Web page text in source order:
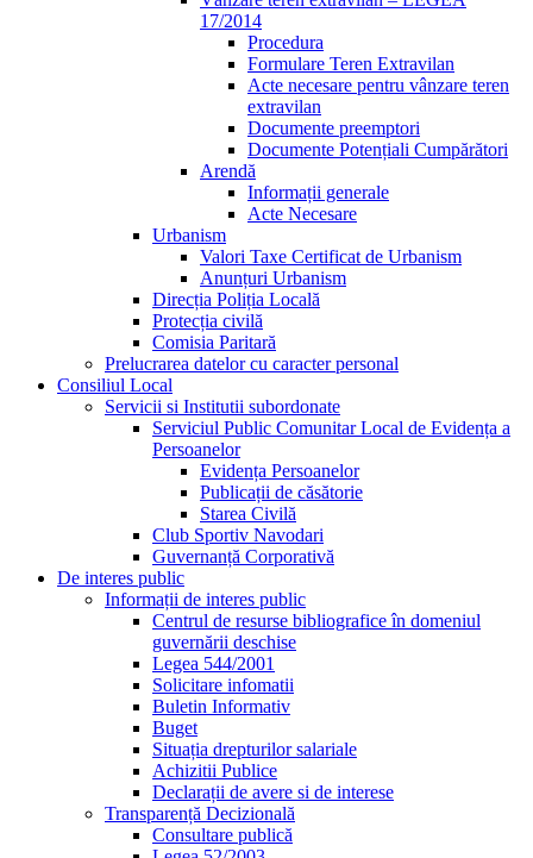
17/2014
Procedura
Formulare Teren Extravilan
Acte necesare pentru vânzare teren
extravilan
Documente preemptori
Documente Potențiali Cumpărători
Arendă
Informații generale
Acte Necesare
Urbanism
Valori Taxe Certificat de Urbanism
Anunțuri Urbanism
Direcția Poliția Locală
Protecția civilă
Comisia Paritară
Prelucrarea datelor cu caracter personal
Consiliul Local
Servicii si Institutii subordonate
Serviciul Public Comunitar Local de Evidența a
Persoanelor
Evidența Persoanelor
Publicații de căsătorie
Starea Civilă
Club Sportiv Navodari
Guvernanță Corporativă
De interes public
Informații de interes public
Centrul de resurse bibliografice în domeniul
guvernării deschise
Legea 544/2001
Solicitare infomatii
Buletin Informativ
Buget
Situația drepturilor salariale
Achizitii Publice
Declarații de avere si de interese
Transparență Decizională
Consultare publică